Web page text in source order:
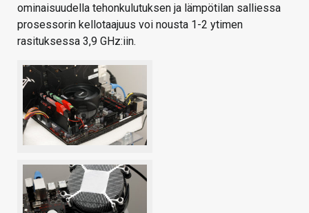
ominaisuudella tehonkulutuksen ja lämpötilan salliessa
prosessorin kellotaajuus voi nousta 1-2 ytimen
rasituksessa 3,9 GHz:iin.